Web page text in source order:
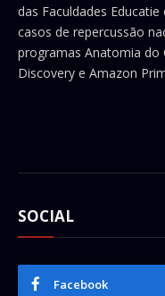
das Faculdades
casos de repercussão
programas Anatomia do
Discovery e Amazon
SOCIAL
Facebook